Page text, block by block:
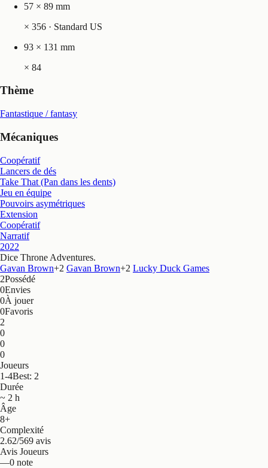
57 × 89 mm
× 356 · Standard US
93 × 131 mm
× 84
Thème
Fantastique / fantasy
Mécaniques
Coopératif
Lancers de dés
Take That (Pan dans les dents)
Jeu en équipe
Pouvoirs asymétriques
Extension
Coopératif
Narratif
2022
Dice Throne Adventures.
Gavan Brown+2 Gavan Brown+2 Lucky Duck Games
2Possédé
0Envies
0À jouer
0Favoris
2
0
0
0
Joueurs
1-4Best: 2
Durée
~ 2 h
Âge
8+
Complexité
2.62/569 avis
Avis Joueurs
—0 note